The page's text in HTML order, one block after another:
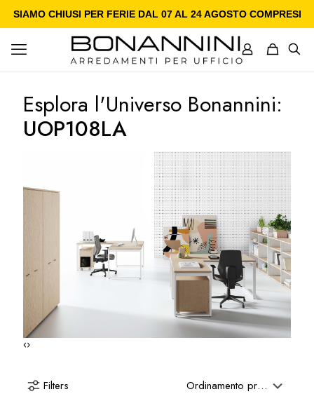
SIAMO CHIUSI PER FERIE DAL 07 AL 24 AGOSTO COMPRESI
Esplora l'Universo Bonannini:
UOP108LA
‹›
Filters